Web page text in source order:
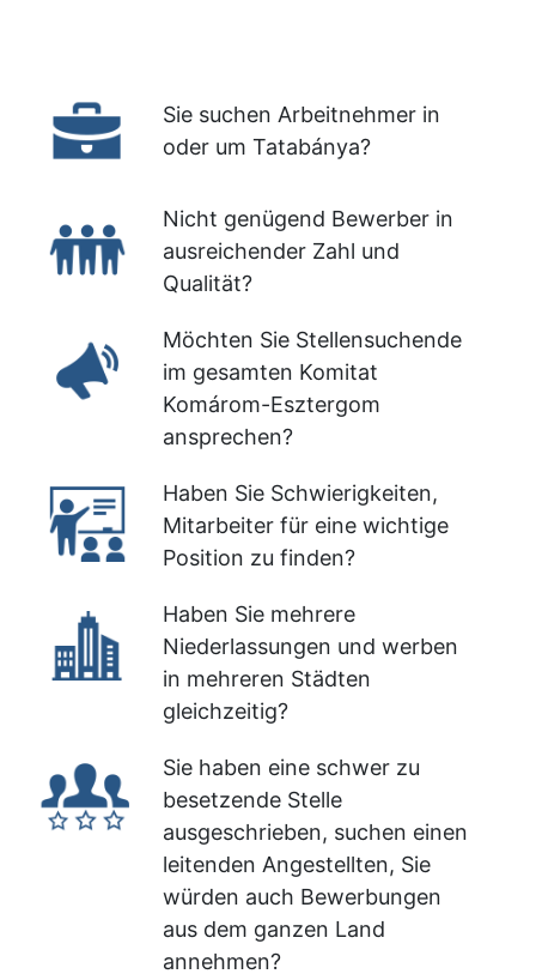
Sie suchen Arbeitnehmer in
oder um Tatabánya?
Nicht genügend Bewerber in
ausreichender Zahl und
Qualität?
Möchten Sie Stellensuchende
im gesamten Komitat
Komárom-Esztergom
ansprechen?
Haben Sie Schwierigkeiten,
Mitarbeiter für eine wichtige
Position zu finden?
Haben Sie mehrere
Niederlassungen und werben
in mehreren Städten
gleichzeitig?
Sie haben eine schwer zu
besetzende Stelle
ausgeschrieben, suchen einen
leitenden Angestellten, Sie
würden auch Bewerbungen
aus dem ganzen Land
annehmen?